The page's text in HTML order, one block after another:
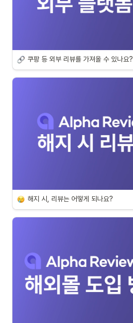
쿠팡 등 외부 리뷰를 가져올 수 있나요?
해지 시, 리뷰는 어떻게 되나요?